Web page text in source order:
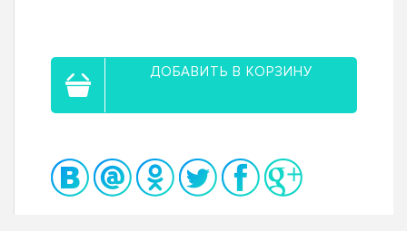
ДОБАВИТЬ В КОРЗИНУ